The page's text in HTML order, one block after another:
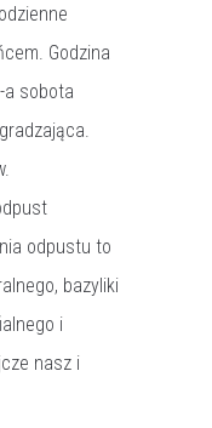
Godzina
a sobota
odpustu to
bazyliki
i
nasz i